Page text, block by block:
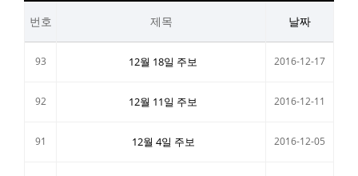
번호 제목 날짜
93 12월 18일 주보 2016-12-17
92 12월 11일 주보 2016-12-11
91 12월 4일 주보 2016-12-05